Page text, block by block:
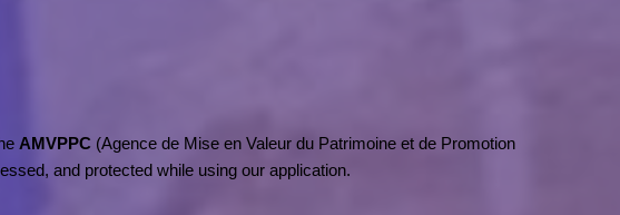
AMVPPC (Agence de Mise en Valeur du Patrimoine et de Promotion
and protected while using our application.